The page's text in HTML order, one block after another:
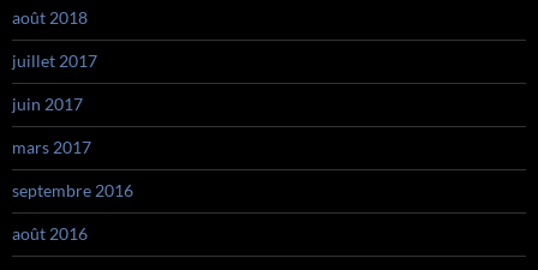
août 2018
juillet 2017
juin 2017
mars 2017
septembre 2016
août 2016